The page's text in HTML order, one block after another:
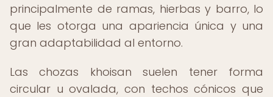
principalmente de ramas, hierbas y barro, lo
que les otorga una apariencia única y una
gran adaptabilidad al entorno.
Las chozas khoisan suelen tener forma
circular u ovalada, con techos cónicos que